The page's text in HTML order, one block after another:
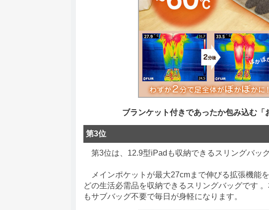
ブランケット付きであったか包み込む「
第3位
第3位は、12.9型iPadも収納できるスリングバッ
メインポケットが最大27cmまで伸びる拡張機能
どの生活必需品を収納できるスリングバッグです
もサブバッグ不要で毎日が身軽になります。